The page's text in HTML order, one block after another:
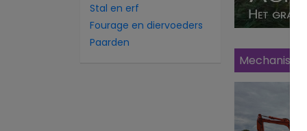
Stal en erf
Fourage en diervoeders
Paarden